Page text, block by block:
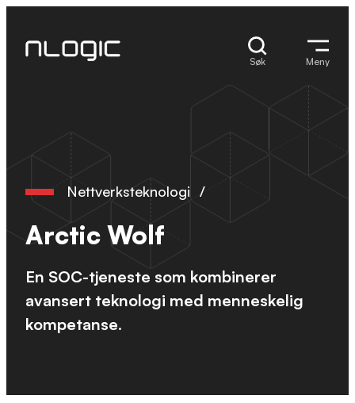
innhold
Søk Meny
Nettverksteknologi /
Arctic Wolf
En SOC-tjeneste som kombinerer
avansert teknologi med menneskelig
kompetanse.